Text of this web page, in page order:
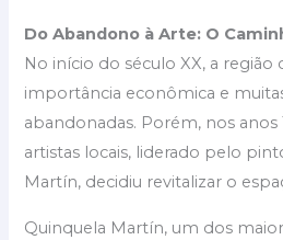
Do Abandono à Arte: O
No início do século XX, a
importância econômica e
abandonadas. Porém, nos
artistas locais, liderado pelo
Martín, decidiu revitalizar o
Quinquela Martín, um dos